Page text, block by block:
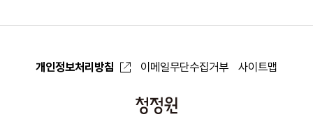
개인정보처리방침 이메일무단수집거부 사이트맵
청